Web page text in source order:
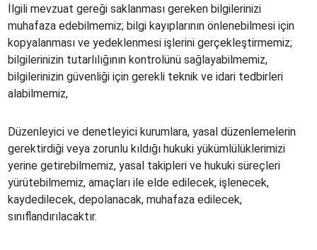
İlgili mevzuat gereği saklanması gereken bilgilerinizi
muhafaza edebilmemiz; bilgi kayıplarının önlenebilmesi için
kopyalanması ve yedeklenmesi işlerini gerçekleştirmemiz;
bilgilerinizin tutarlılığının kontrolünü sağlayabilmemiz,
bilgilerinizin güvenliği için gerekli teknik ve idari tedbirleri
alabilmemiz,
Düzenleyici ve denetleyici kurumlara, yasal düzenlemelerin
gerektirdiği veya zorunlu kıldığı hukuki yükümlülüklerimizi
yerine getirebilmemiz, yasal takipleri ve hukuki süreçleri
yürütebilmemiz, amaçları ile elde edilecek, işlenecek,
kaydedilecek, depolanacak, muhafaza edilecek,
sınıflandırılacaktır.